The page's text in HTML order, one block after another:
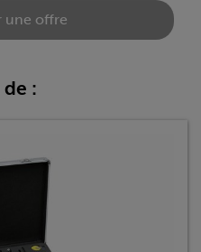
une offre
: